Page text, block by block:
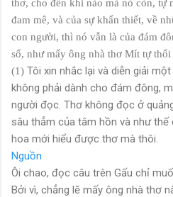
thơ, cho đến khi nào mà nó còn, tự
đam mê, và của sự khẩn thiết, về
con người, thì nó vẫn là của đám
số, như mấy ông nhà thơ Mít tự
(1) Tôi xin nhắc lại và diễn giải
không phải dành cho đám đông,
người đọc. Thơ không đọc ở
sâu thẳm của tâm hồn và như
hoa mới hiểu được thơ mà thôi.
Nguồn
Ôi chao, đọc câu trên Gấu chỉ
Bởi vì, chẳng lẽ mấy ông nhà thơ